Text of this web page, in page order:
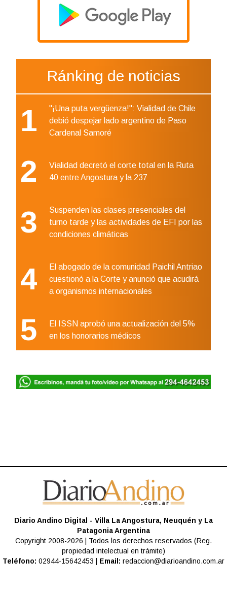
Ránking de noticias
1
"¡Una puta vergüenza!": Vialidad de Chile
debió despejar lado argentino de Paso
Cardenal Samoré
2
Vialidad decretó el corte total en la Ruta
40 entre Angostura y la 237
3
Suspenden las clases presenciales del
turno tarde y las actividades de EFI por las
condiciones climáticas
4
El abogado de la comunidad Paichil Antriao
cuestionó a la Corte y anunció que acudirá
a organismos internacionales
5
El ISSN aprobó una actualización del 5%
en los honorarios médicos
Diario Andino Digital - Villa La Angostura, Neuquén y La
Patagonia Argentina
Copyright 2008-2026 | Todos los derechos reservados (Reg.
propiedad intelectual en trámite)
Teléfono: 02944-15642453 | Email: redaccion@diarioandino.com.ar